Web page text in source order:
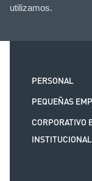
utilizamos.
PERSONAL
PEQUEÑAS
CORPORATIVO
INSTITUCIONAL